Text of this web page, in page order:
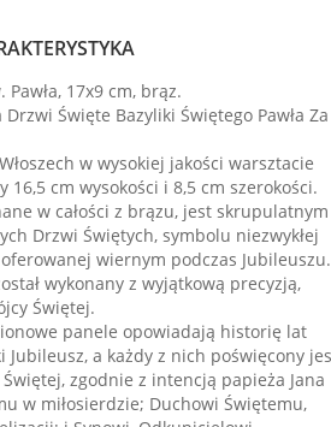
Pawła, 17x9 cm, brąz.
Święte Bazyliki Świętego Pawła Za
w wysokiej jakości warsztacie
16,5 cm wysokości i 8,5 cm szerokości.
w całości z brązu, jest skrupulatnym
Drzwi Świętych, symbolu niezwykłej
wiernym podczas Jubileuszu.
wykonany z wyjątkową precyzją,
Świętej.
panele opowiadają historię lat
Jubileusz, a każdy z nich poświęcony
zgodnie z intencją papieża Jana
w miłosierdzie; Duchowi Świętemu,